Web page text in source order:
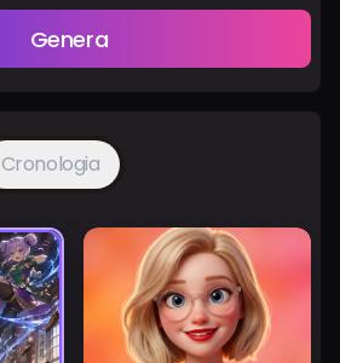
Genera
Cronologia